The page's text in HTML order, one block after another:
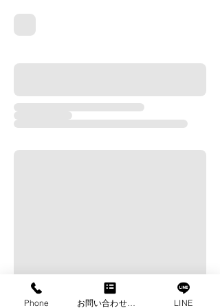
Phone お問い合わせフォーム LINE